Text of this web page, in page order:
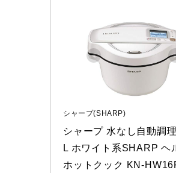
シャープ(SHARP)
シャープ 水なし自動調
L ホワイト系SHARP ヘ
ホットクック KN-